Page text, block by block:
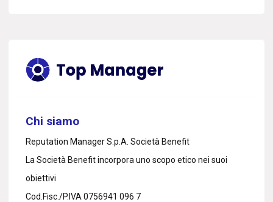
Chi siamo
Reputation Manager S.p.A. Società Benefit
La Società Benefit incorpora uno scopo etico nei suoi
obiettivi
Cod.Fisc./P.IVA 0756941 096 7